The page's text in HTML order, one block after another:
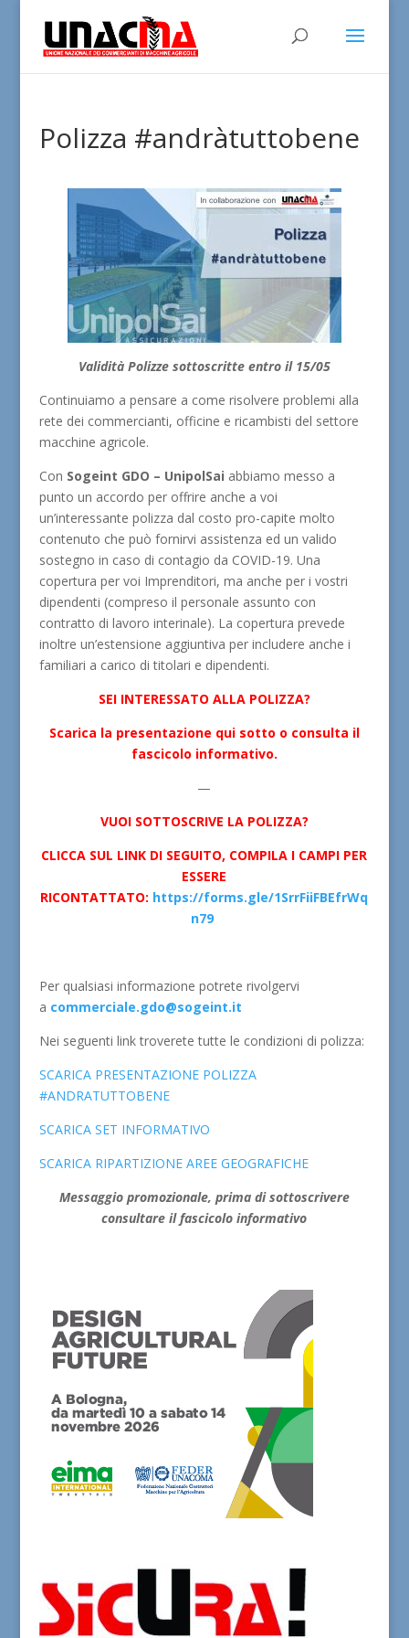
Polizza #andràtuttobene
Validità Polizze sottoscritte entro il 15/05
Continuiamo a pensare a come risolvere problemi alla
rete dei commercianti, officine e ricambisti del settore
macchine agricole.
Con Sogeint GDO – UnipolSai abbiamo messo a
punto un accordo per offrire anche a voi
un’interessante polizza dal costo pro-capite molto
contenuto che può fornirvi assistenza ed un valido
sostegno in caso di contagio da COVID-19. Una
copertura per voi Imprenditori, ma anche per i vostri
dipendenti (compreso il personale assunto con
contratto di lavoro interinale). La copertura prevede
inoltre un’estensione aggiuntiva per includere anche i
familiari a carico di titolari e dipendenti.
SEI INTERESSATO ALLA POLIZZA?
Scarica la presentazione qui sotto o consulta il
fascicolo informativo.
—
VUOI SOTTOSCRIVE LA POLIZZA?
CLICCA SUL LINK DI SEGUITO, COMPILA I CAMPI PER
ESSERE
RICONTATTATO: https://forms.gle/1SrrFiiFBEfrWq
n79
Per qualsiasi informazione potrete rivolgervi
a commerciale.gdo@sogeint.it
Nei seguenti link troverete tutte le condizioni di polizza:
SCARICA PRESENTAZIONE POLIZZA
#ANDRATUTTOBENE
SCARICA SET INFORMATIVO
SCARICA RIPARTIZIONE AREE GEOGRAFICHE
Messaggio promozionale, prima di sottoscrivere
consultare il fascicolo informativo